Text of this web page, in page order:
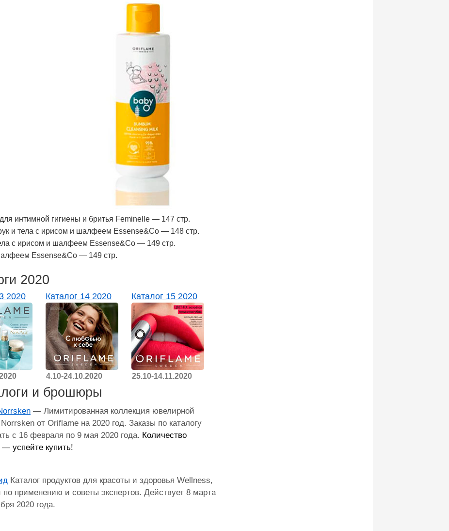
интимной гигиены и бритья Feminelle — 147 стр.
и тела с ирисом и шалфеем Essense&Co — 148 стр.
с ирисом и шалфеем Essense&Co — 149 стр.
Essense&Co — 149 стр.
2020
2020 Каталог 14 2020
4.10-24.10.2020
Каталог 15 2020
25.10-14.11.2020
и брошюры
— Лимитированная коллекция ювелирной
от Oriflame на 2020 год. Заказы по каталогу
с 16 февраля по 9 мая 2020 года. Количество
— успейте купить!
Каталог продуктов для красоты и здоровья Wellness,
по применению и советы экспертов. Действует 8 марта
2020 года.